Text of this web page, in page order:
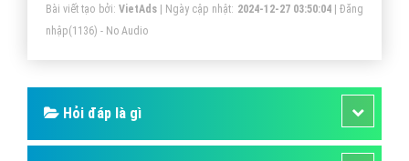
Bài viết tạo bởi: VietAds| Ngày cập nhật: 2024-12-27 03:50:04|Đăng
nhập(1136) - No Audio
Hỏi đáp là gì